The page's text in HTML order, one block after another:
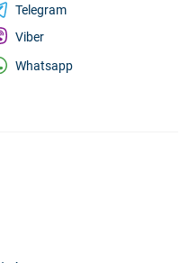
Telegram
Viber
Whatsapp